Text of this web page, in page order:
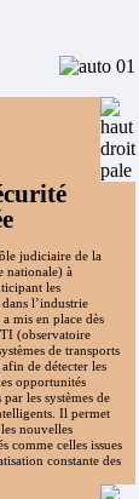
judiciaire de la
nationale) à
les
l’industrie
mis en place dès
(observatoire
de transports
de détecter les
opportunités
par les systèmes de
Il permet
nouvelles
comme celles issues
constante des